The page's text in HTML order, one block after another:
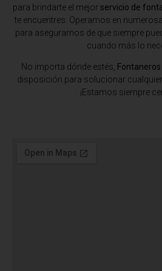
para brindarte el mejor servicio de
te encuentres. Operamos en
para asegurarnos de que siempre
cuando más lo
No importa dónde estés, Fontaneros
disposición para solucionar
¡Estamos siempre